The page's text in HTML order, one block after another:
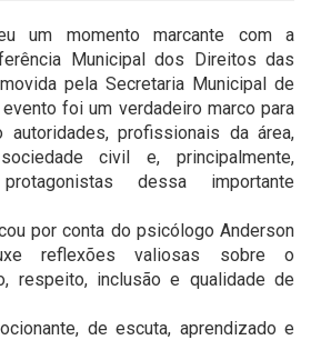
um momento marcante com a
Municipal dos Direitos das
pela Secretaria Municipal de
foi um verdadeiro marco para
autoridades, profissionais da área,
civil e, principalmente,
dessa importante
por conta do psicólogo Anderson
reflexões valiosas sobre o
respeito, inclusão e qualidade de
de escuta, aprendizado e